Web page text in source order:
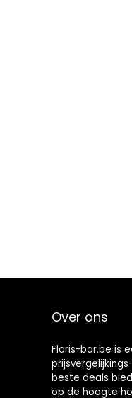
Over ons
Floris-bar.be is
beste deals
op de hoogte